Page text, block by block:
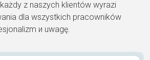
z naszych klientów wyrazi
dla wszystkich pracowników
и uwagę.